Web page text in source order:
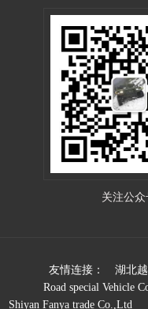
关注公
友情连接： 湖北
Road special Vehicle
Shiyan Fanya trade Co.,Ltd